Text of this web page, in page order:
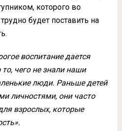
которого во
будет поставить на
воспитание дается
чего не знали наши
люди. Раньше детей
личностями, они часто
взрослых, которые